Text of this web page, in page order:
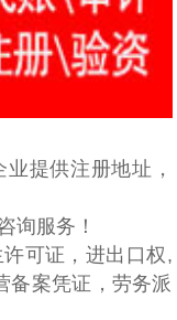
提供注册地址，
询服务！
可证，进出口权,
备案凭证，劳务派